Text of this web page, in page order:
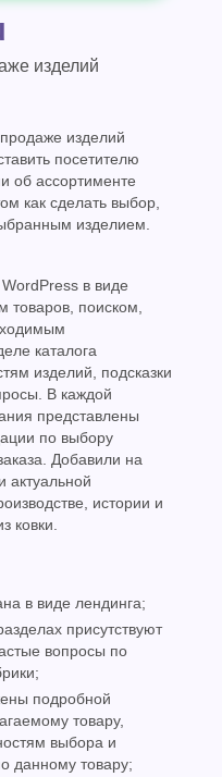
изделий
изделий
посетителю
об ассортименте
как сделать выбор,
изделием.
в виде
товаров, поиском,
каталога
изделий, подсказки
В каждой
представлены
по выбору
Добавили на
актуальной
истории и
ковки.
в виде лендинга;
присутствуют
вопросы по
подробной
товару,
выбора и
данному товару;